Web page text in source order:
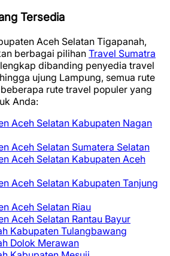
Tersedia
Aceh Selatan Tigapanah,
berbagai pilihan Travel Sumatra
dibanding penyedia travel
ujung Lampung, semua rute
rute travel populer yang
Anda:
Aceh Selatan Kabupaten Nagan
Aceh Selatan Sumatera Selatan
Aceh Selatan Kabupaten Aceh
Aceh Selatan Kabupaten Tanjung
Aceh Selatan Riau
Aceh Selatan Rantau Bayur
Kabupaten Tulangbawang
Dolok Merawan